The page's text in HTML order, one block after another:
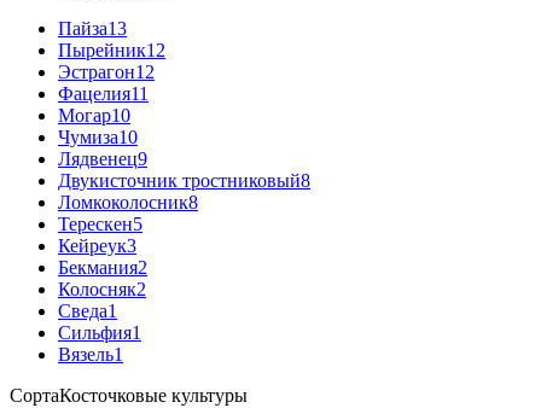
Пайза13
Пырейник12
Эстрагон12
Фацелия11
Могар10
Чумиза10
Лядвенец9
Двукисточник тростниковый8
Ломкоколосник8
Терескен5
Кейреук3
Бекмания2
Колосняк2
Сведа1
Сильфия1
Вязель1
СортаКосточковые культуры